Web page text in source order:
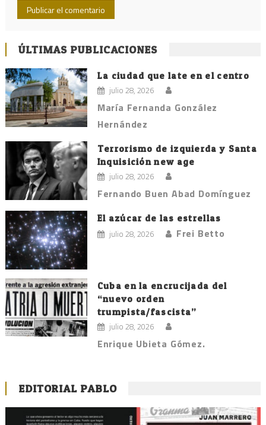
ÚLTIMAS PUBLICACIONES
La ciudad que late en el centro
julio 28, 2026
María Fernanda González
Hernández
Terrorismo de izquierda y Santa
Inquisición new age
julio 28, 2026
Fernando Buen Abad Domínguez
El azúcar de las estrellas
julio 28, 2026 Frei Betto
Cuba en la encrucijada del
“nuevo orden
trumpista/fascista”
julio 28, 2026
Enrique Ubieta Gómez.
EDITORIAL PABLO